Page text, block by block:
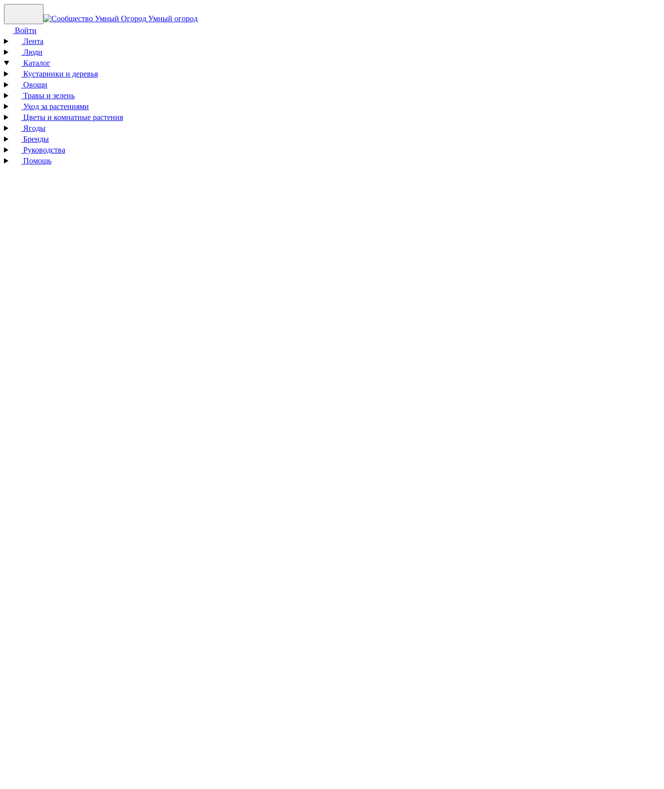
Умный огород
Войти
Лента
Люди
Каталог
Кустарники и деревья
Овощи
Травы и зелень
Уход за растениями
Цветы и комнатные растения
Ягоды
Бренды
Руководства
Помощь